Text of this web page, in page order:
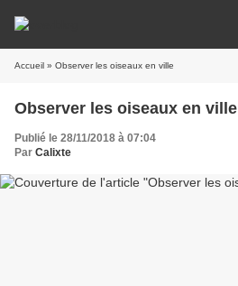
Accueil » Observer les oiseaux en ville
Observer les oiseaux en ville
Publié le 28/11/2018 à 07:04
Par Calixte